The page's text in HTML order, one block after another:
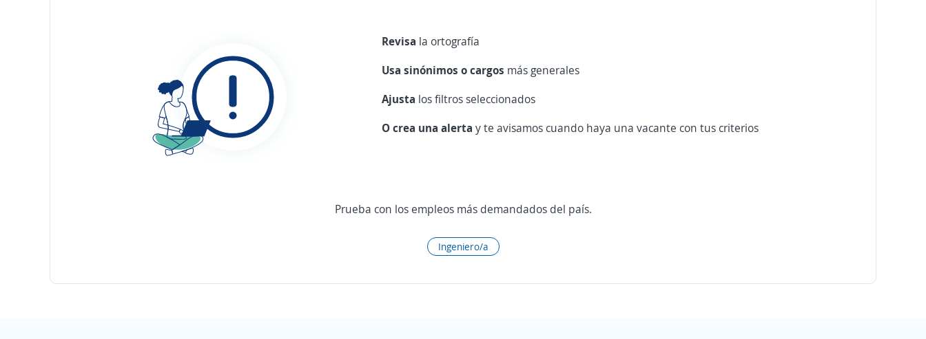
Revisa la ortografía
Usa sinónimos o cargos más generales
Ajusta los filtros seleccionados
O crea una alertay te avisamos cuando haya una vacante con tus criterios
Prueba con los empleos más demandados del país.
Ingeniero/a